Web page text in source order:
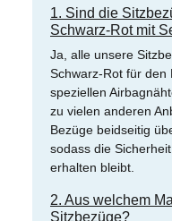
1. Sind die
Schwarz-Rot mit
Ja, alle unsere
Schwarz-Rot für den
speziellen
zu vielen anderen
Bezüge beidseitig
sodass die
erhalten bleibt.
2. Aus welchem
Sitzbezüge?